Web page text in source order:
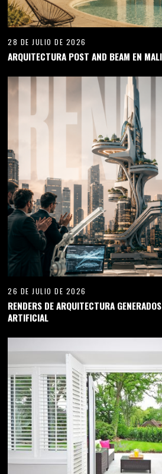
28 DE JULIO DE 2026
ARQUITECTURA POST AND BEAM EN
26 DE JULIO DE 2026
RENDERS DE ARQUITECTURA
ARTIFICIAL